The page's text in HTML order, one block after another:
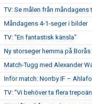
TV: Se målen från måndagens
Måndagens 4-1-seger i bilder
TV: "En fantastisk känsla"
Ny storseger hemma på Borås
Match-Tugg med Alexander
Inför match: Norrby IF –
TV: "Vi behöver ta flera